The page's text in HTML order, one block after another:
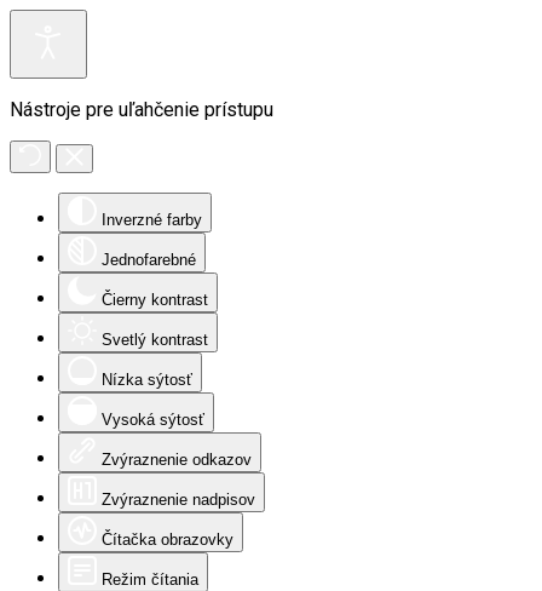
Nástroje pre uľahčenie prístupu
Inverzné farby
Jednofarebné
Čierny kontrast
Svetlý kontrast
Nízka sýtosť
Vysoká sýtosť
Zvýraznenie odkazov
Zvýraznenie nadpisov
Čítačka obrazovky
Režim čítania